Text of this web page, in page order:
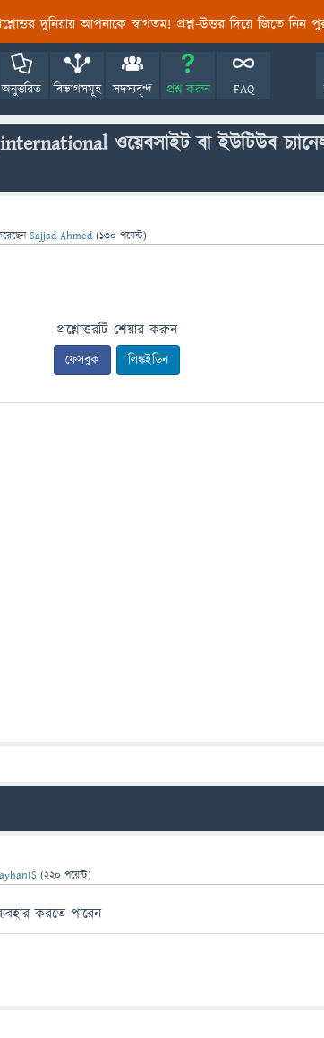
দুনিয়ায় আপনাকে স্বাগতম! প্রশ্ন-উত্তর দিয়ে জিতে নিন
অনুত্তরিত বিভাগসমূহ সদস্যবৃন্দ প্রশ্ন করুন FAQ
ওয়েবসাইট বা ইউটিউব
Sajjad Ahmed (130 পয়েন্ট)
প্রশ্নোত্তরটি শেয়ার করুন
ফেসবুক লিঙ্কইডিন
(220 পয়েন্ট)
করতে পারেন